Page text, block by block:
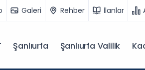
Galeri Rehber İlanlar
Şanlıurfa Şanlıurfa Valilik